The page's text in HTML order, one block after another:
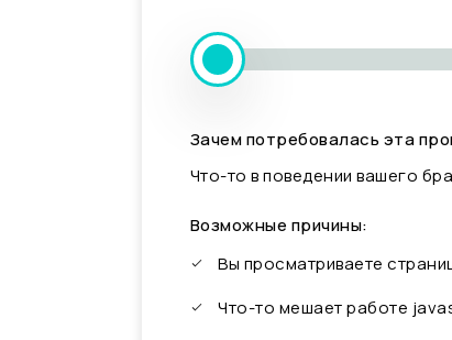
Зачем потребовалась эта
Что-то в поведении вашего
Возможные причины:
Вы просматриваете
Что-то мешает работе